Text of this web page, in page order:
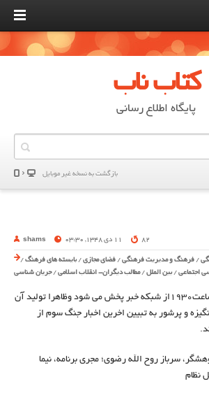
کتاب ناب
پایگاه اطلاع رسانی
بازگشت به نسخه غير موبایل
shams 11 دی 1348, 03:30 82
/ فرهنگ و مدیریت فرهنگی / فضای مجازی /بایسته های فرهنگ /
اجتماعی /بین الملل /مطالب دیگران- انقلاب اسلامی /جریان شناسی
این برنامه که هر روز درساعت1930از شبکه خبر پخش می شود وظاهرا تولید آن
و پرشور به تبیین اخرین اخبار جنگ سوم از
سرباز روح الله رضوی؛ مجری برنامه، نیما
نظام